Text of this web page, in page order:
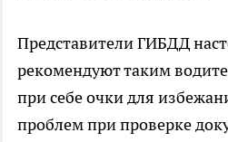
Представители ГИБДД
рекомендуют таким
при себе очки для
проблем при проверке